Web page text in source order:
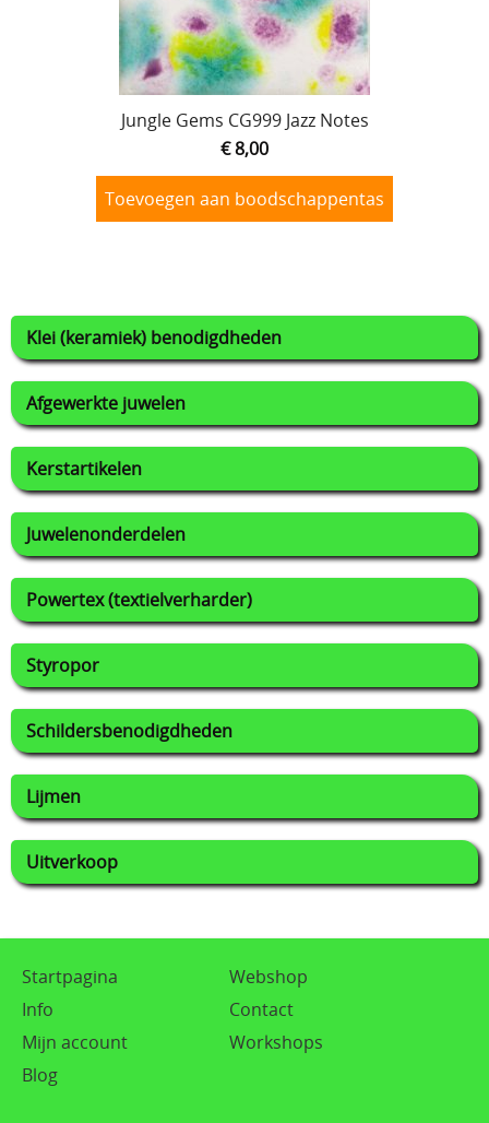
Klei (keramiek) benodigdheden
Afgewerkte juwelen
Kerstartikelen
Juwelenonderdelen
Powertex (textielverharder)
Styropor
Schildersbenodigdheden
Lijmen
Uitverkoop
Jungle Gems CG999 Jazz Notes
€ 8,00
Toevoegen aan boodschappentas
Startpagina
Webshop
Info
Contact
Mijn account
Workshops
Blog